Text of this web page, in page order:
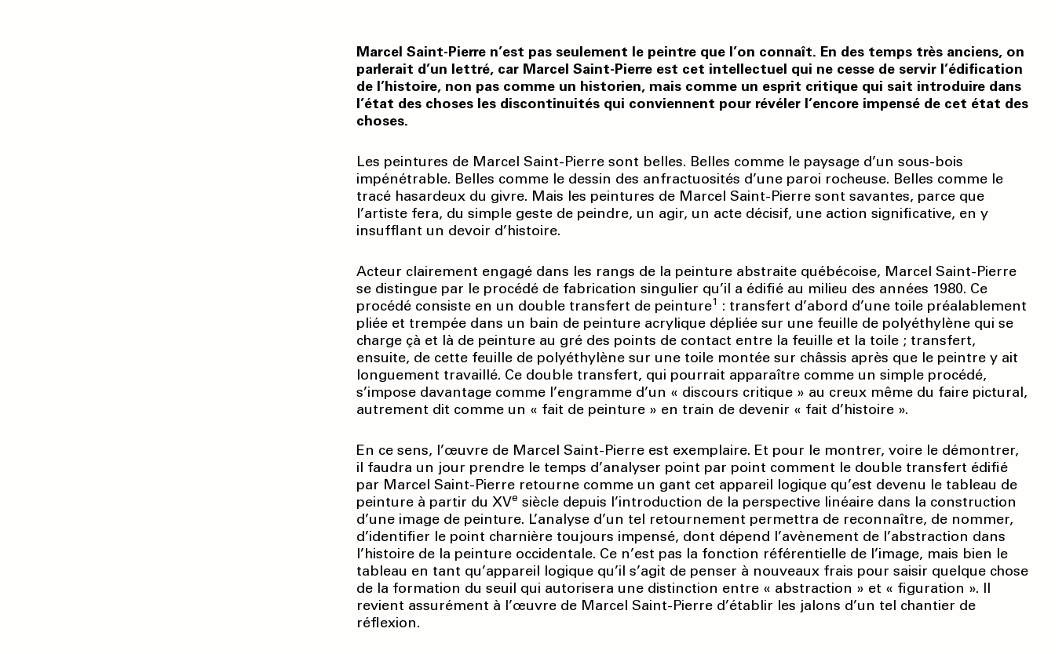
Marcel Saint-Pierre n’est pas seulement le peintre que l’on connaît. En des temps très anciens, on
parlerait d’un lettré, car Marcel Saint-Pierre est cet intellectuel qui ne cesse de servir l’édification
de l’histoire, non pas comme un historien, mais comme un esprit critique qui sait introduire dans
l’état des choses les discontinuités qui conviennent pour révéler l’encore impensé de cet état des
choses.
Les peintures de Marcel Saint-Pierre sont belles. Belles comme le paysage d’un sous-bois
impénétrable. Belles comme le dessin des anfractuosités d’une paroi rocheuse. Belles comme le
tracé hasardeux du givre. Mais les peintures de Marcel Saint-Pierre sont savantes, parce que
l’artiste fera, du simple geste de peindre, un agir, un acte décisif, une action significative, en y
insufflant un devoir d’histoire.
Acteur clairement engagé dans les rangs de la peinture abstraite québécoise, Marcel Saint-Pierre
se distingue par le procédé de fabrication singulier qu’il a édifié au milieu des années 1980. Ce
procédé consiste en un double transfert de peinture1 : transfert d’abord d’une toile préalablement
pliée et trempée dans un bain de peinture acrylique dépliée sur une feuille de polyéthylène qui se
charge çà et là de peinture au gré des points de contact entre la feuille et la toile ; transfert,
ensuite, de cette feuille de polyéthylène sur une toile montée sur châssis après que le peintre y ait
longuement travaillé. Ce double transfert, qui pourrait apparaître comme un simple procédé,
s’impose davantage comme l’engramme d’un « discours critique » au creux même du faire pictural,
autrement dit comme un « fait de peinture » en train de devenir « fait d’histoire ».
En ce sens, l’œuvre de Marcel Saint-Pierre est exemplaire. Et pour le montrer, voire le démontrer,
il faudra un jour prendre le temps d’analyser point par point comment le double transfert édifié
par Marcel Saint-Pierre retourne comme un gant cet appareil logique qu’est devenu le tableau de
peinture à partir du XVe siècle depuis l’introduction de la perspective linéaire dans la construction
d’une image de peinture. L’analyse d’un tel retournement permettra de reconnaître, de nommer,
d’identifier le point charnière toujours impensé, dont dépend l’avènement de l’abstraction dans
l’histoire de la peinture occidentale. Ce n’est pas la fonction référentielle de l’image, mais bien le
tableau en tant qu’appareil logique qu’il s’agit de penser à nouveaux frais pour saisir quelque chose
de la formation du seuil qui autorisera une distinction entre « abstraction » et « figuration ». Il
revient assurément à l’œuvre de Marcel Saint-Pierre d’établir les jalons d’un tel chantier de
réflexion.